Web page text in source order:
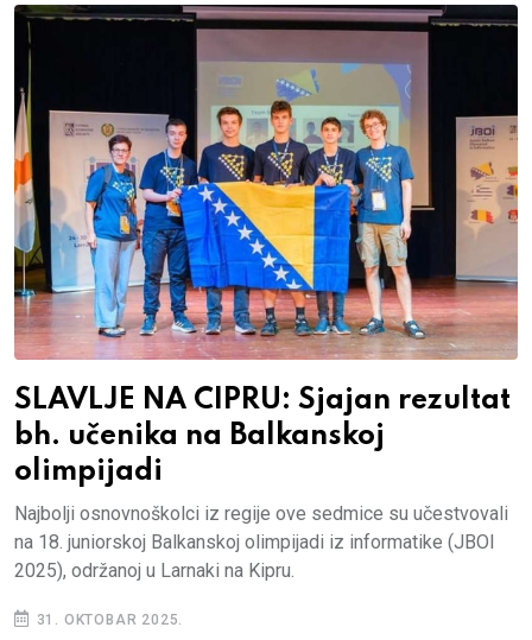
SLAVLJE NA CIPRU: Sjajan rezultat
bh. učenika na Balkanskoj
olimpijadi
Najbolji osnovnoškolci iz regije ove sedmice su učestvovali
na 18. juniorskoj Balkanskoj olimpijadi iz informatike (JBOI
2025), održanoj u Larnaki na Kipru.
31. OKTOBAR 2025.